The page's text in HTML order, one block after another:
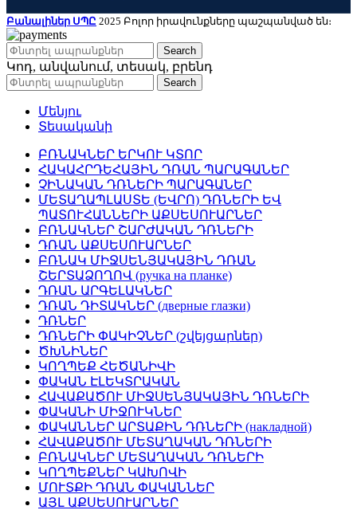
Բանալիներ ՍՊԸ 2025 Բոլոր իրավունքները պաշպանված են։
Search
Կոդ, անվանում, տեսակ, բրենդ
Search
Մենյու
Տեսականի
ԲՌՆԱԿՆԵՐ ԵՐԿՈՒ ԿՏՈՐ
ՀԱԿԱՀՐԴԵՀԱՅԻՆ ԴՌԱՆ ՊԱՐԱԳԱՆԵՐ
ՉԻՆԱԿԱՆ ԴՌՆԵՐԻ ՊԱՐԱԳԱՆԵՐ
ՄԵՏԱՂԱՊԼԱՍՏԵ (ԵՎՐՈ) ԴՌՆԵՐԻ ԵՎ
ՊԱՏՈՒՀԱՆՆԵՐԻ ԱՔՍԵՍՈՒԱՐՆԵՐ
ԲՌՆԱԿՆԵՐ ՇԱՐԺԱԿԱՆ ԴՌՆԵՐԻ
ԴՌԱՆ ԱՔՍԵՍՈՒԱՐՆԵՐ
ԲՌՆԱԿ ՄԻՋՍԵՆՅԱԿԱՅԻՆ ԴՌԱՆ
ՇԵՐՏԱՁՈՂՈՎ (ручка на планке)
ԴՌԱՆ ԱՐԳԵԼԱԿՆԵՐ
ԴՌԱՆ ԴԻՏԱԿՆԵՐ (дверные глазки)
ԴՌՆԵՐ
ԴՌՆԵՐԻ ՓԱԿԻՉՆԵՐ (շվեյցարներ)
ԾԽՆԻՆԵՐ
ԿՈՂՊԵՔ ՀԵԾԱՆԻՎԻ
ՓԱԿԱՆ ԷԼԵԿՏՐԱԿԱՆ
ՀԱՎԱՔԱԾՈՒ ՄԻՋՍԵՆՅԱԿԱՅԻՆ ԴՌՆԵՐԻ
ՓԱԿԱՆԻ ՄԻՋՈՒԿՆԵՐ
ՓԱԿԱՆՆԵՐ ԱՐՏԱՔԻՆ ԴՌՆԵՐԻ (накладной)
ՀԱՎԱՔԱԾՈՒ ՄԵՏԱՂԱԿԱՆ ԴՌՆԵՐԻ
ԲՌՆԱԿՆԵՐ ՄԵՏԱՂԱԿԱՆ ԴՌՆԵՐԻ
ԿՈՂՊԵՔՆԵՐ ԿԱԽՈՎԻ
ՄՈՒՏՔԻ ԴՌԱՆ ՓԱԿԱՆՆԵՐ
ԱՅԼ ԱՔՍԵՍՈՒԱՐՆԵՐ